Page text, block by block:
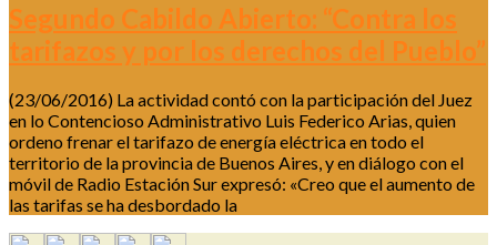
Segundo Cabildo Abierto: “Contra los
tarifazos y por los derechos del Pueblo”
(23/06/2016) La actividad contó con la participación del Juez
en lo Contencioso Administrativo Luis Federico Arias, quien
ordeno frenar el tarifazo de energía eléctrica en todo el
territorio de la provincia de Buenos Aires, y en diálogo con el
móvil de Radio Estación Sur expresó: «Creo que el aumento de
las tarifas se ha desbordado la